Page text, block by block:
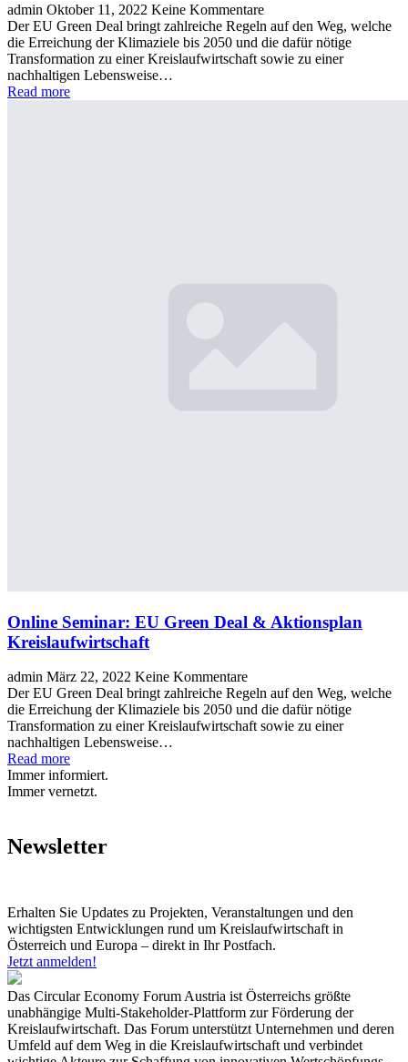
admin Oktober 11, 2022 Keine Kommentare
Der EU Green Deal bringt zahlreiche Regeln auf den Weg, welche
die Erreichung der Klimaziele bis 2050 und die dafür nötige
Transformation zu einer Kreislaufwirtschaft sowie zu einer
nachhaltigen Lebensweise…
Read more
Online Seminar: EU Green Deal & Aktionsplan
Kreislaufwirtschaft
admin März 22, 2022 Keine Kommentare
Der EU Green Deal bringt zahlreiche Regeln auf den Weg, welche
die Erreichung der Klimaziele bis 2050 und die dafür nötige
Transformation zu einer Kreislaufwirtschaft sowie zu einer
nachhaltigen Lebensweise…
Read more
Immer informiert.
Immer vernetzt.
Newsletter
Erhalten Sie Updates zu Projekten, Veranstaltungen und den
wichtigsten Entwicklungen rund um Kreislaufwirtschaft in
Österreich und Europa – direkt in Ihr Postfach.
Jetzt anmelden!
Das Circular Economy Forum Austria ist Österreichs größte
unabhängige Multi-Stakeholder-Plattform zur Förderung der
Kreislaufwirtschaft. Das Forum unterstützt Unternehmen und deren
Umfeld auf dem Weg in die Kreislaufwirtschaft und verbindet